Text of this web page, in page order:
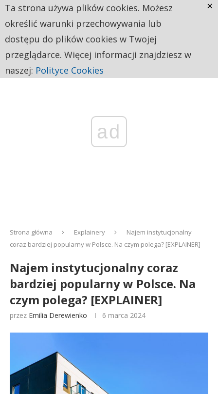
ad
Strona główna Explainery
Najem instytucjonalny
coraz bardziej popularny w Polsce. Na czym polega? [EXPLAINER]
Najem instytucjonalny coraz
bardziej popularny w Polsce. Na
czym polega? [EXPLAINER]
przez Emilia Derewienko 6 marca 2024
Ta strona używa plików cookies. Możesz
określić warunki przechowywania lub
dostępu do plików cookies w Twojej
przeglądarce. Więcej informacji znajdziesz w
naszej: Polityce Cookies
×